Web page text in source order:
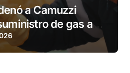
a Camuzzi
de gas a